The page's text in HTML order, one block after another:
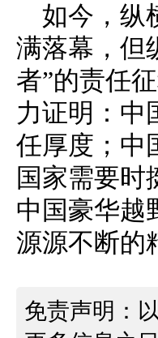
如今，纵
满落幕，但
者”的责任
力证明：中
任厚度；中
国家需要时
中国豪华越
源源不断的
免责声明：